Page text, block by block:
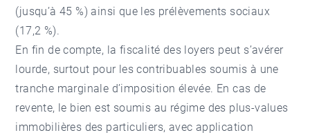
(jusqu’à 45 %) ainsi que les prélèvements sociaux
(17,2 %).
En fin de compte, la fiscalité des loyers peut s’avérer
lourde, surtout pour les contribuables soumis à une
tranche marginale d’imposition élevée. En cas de
revente, le bien est soumis au régime des plus-values
immobilières des particuliers, avec application